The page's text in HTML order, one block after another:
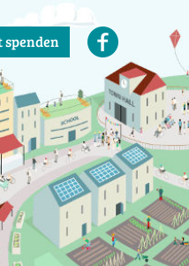
spenden